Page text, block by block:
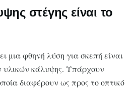
στέγης είναι το
μια φθηνή λύση για σκεπή είναι
υλικών κάλυψης. Υπάρχουν
διαφέρουν ως προς το οπτικό